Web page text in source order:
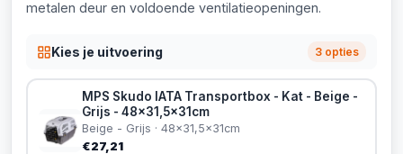
metalen deur en voldoende ventilatieopeningen.
Kies je uitvoering 3 opties
MPS Skudo IATA Transportbox - Kat - Beige -
Grijs - 48x31,5x31cm
Beige - Grijs · 48x31,5x31cm
€27,21